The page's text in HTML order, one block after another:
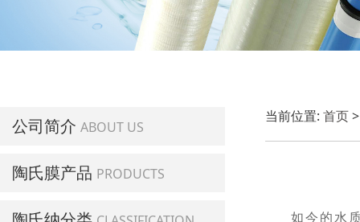
公司简介 ABOUT US
陶氏膜产品 PRODUCTS
当前位置: 首页
如今的水